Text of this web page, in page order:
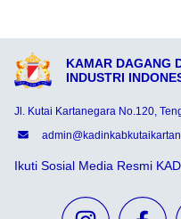
KAMAR DAGANG
INDUSTRI
Jl. Kutai Kartanegara No.120,
Ikuti Sosial Media Resmi